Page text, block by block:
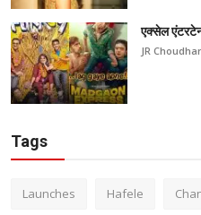
एक्सेल
JR
Tags
Launches Hafele